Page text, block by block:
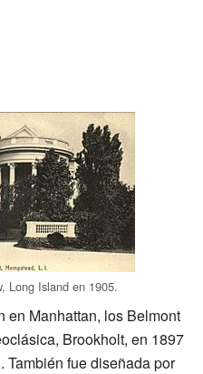
Long Island en 1905.
en Manhattan, los Belmont
Brookholt, en 1897
. También fue diseñada por